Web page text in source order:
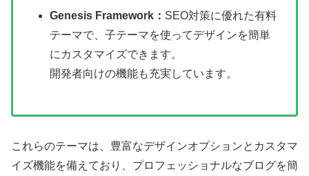
Genesis Framework： SEO対策に優れた有料
テーマで、子テーマを使ってデザインを簡単
にカスタマイズできます。
開発者向けの機能も充実しています。
これらのテーマは、豊富なデザインオプションとカスタマ
イズ機能を備えており、プロフェッショナルなブログを簡